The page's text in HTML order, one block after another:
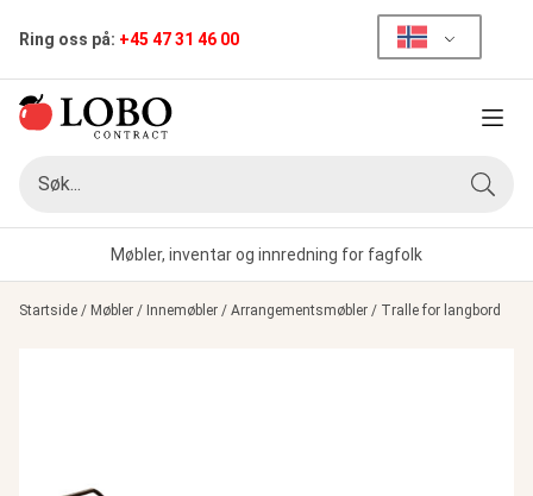
Ring oss på: +45 47 31 46 00
Meny
Søk
Møbler, inventar og innredning for fagfolk
Startside / Møbler / Innemøbler / Arrangementsmøbler / Tralle for langbord